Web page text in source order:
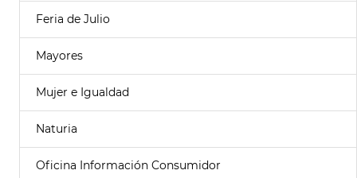
Feria de Julio
Mayores
Mujer e Igualdad
Naturia
Oficina Información Consumidor